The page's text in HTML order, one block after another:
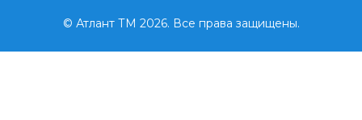
© Атлант ТМ 2026. Все права защищены.